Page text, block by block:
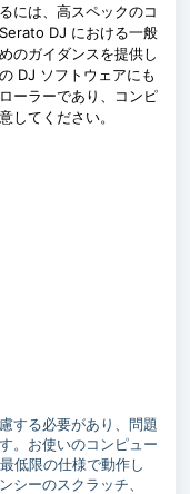
には、高スペックのコ
DJ における一般
のガイダンスを提供し
DJ ソフトウェアにも
ーラーであり、コンピ
してください。
する必要があり、問題
。お使いのコンピュー
低限の仕様で動作し
シーのスクラッチ、